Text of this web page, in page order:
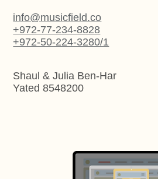
Арт веб-дизайн
Shaul & Julia Ben-Har
Yated 8548200
info@musicfield.co
+972-77-234-8828
+972-50-224-3280/1